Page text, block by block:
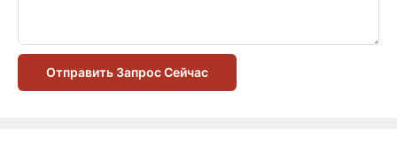
Отправить Запрос Сейчас